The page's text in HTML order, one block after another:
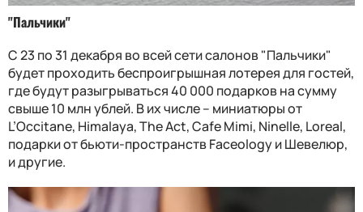
"Пальчики"
С 23 по 31 декабря во всей сети салонов "Пальчики"
будет проходить беспроигрышная лотерея для гостей,
где будут разыгрываться 40 000 подарков на сумму
свыше 10 млн ублей. В их числе – миниатюры от
L’Occitane, Himalaya, The Act, Cafe Mimi, Ninelle, Loreal,
подарки от бьюти-пространств Faceology и Шевелюр,
и другие.